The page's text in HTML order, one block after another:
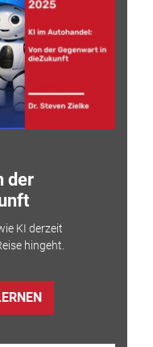
der
KI derzeit
hingeht.